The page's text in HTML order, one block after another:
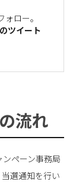
ォロー。
ツイート
流れ
ペーン事務局
選通知を行い